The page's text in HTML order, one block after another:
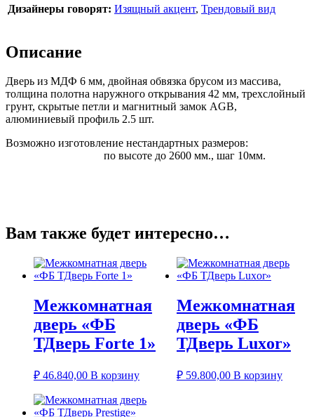
Дизайнеры говорят: Изящный акцент, Трендовый вид
Описание
Дверь из МДФ 6 мм, двойная обвязка брусом из массива,
толщина полотна наружного открывания 42 мм, трехслойный
грунт, скрытые петли и магнитный замок AGB,
алюминиевый профиль 2.5 шт.
Возможно изготовление нестандартных размеров:
по высоте до 2600 мм., шаг 10мм.
Вам также будет интересно…
Межкомнатная
дверь «ФБ
ТДверь Forte 1»
₽ 46.840,00 В корзину
Межкомнатная
дверь «ФБ
ТДверь Luxor»
₽ 59.800,00 В корзину